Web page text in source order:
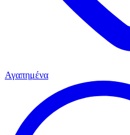
Αγαπημένα